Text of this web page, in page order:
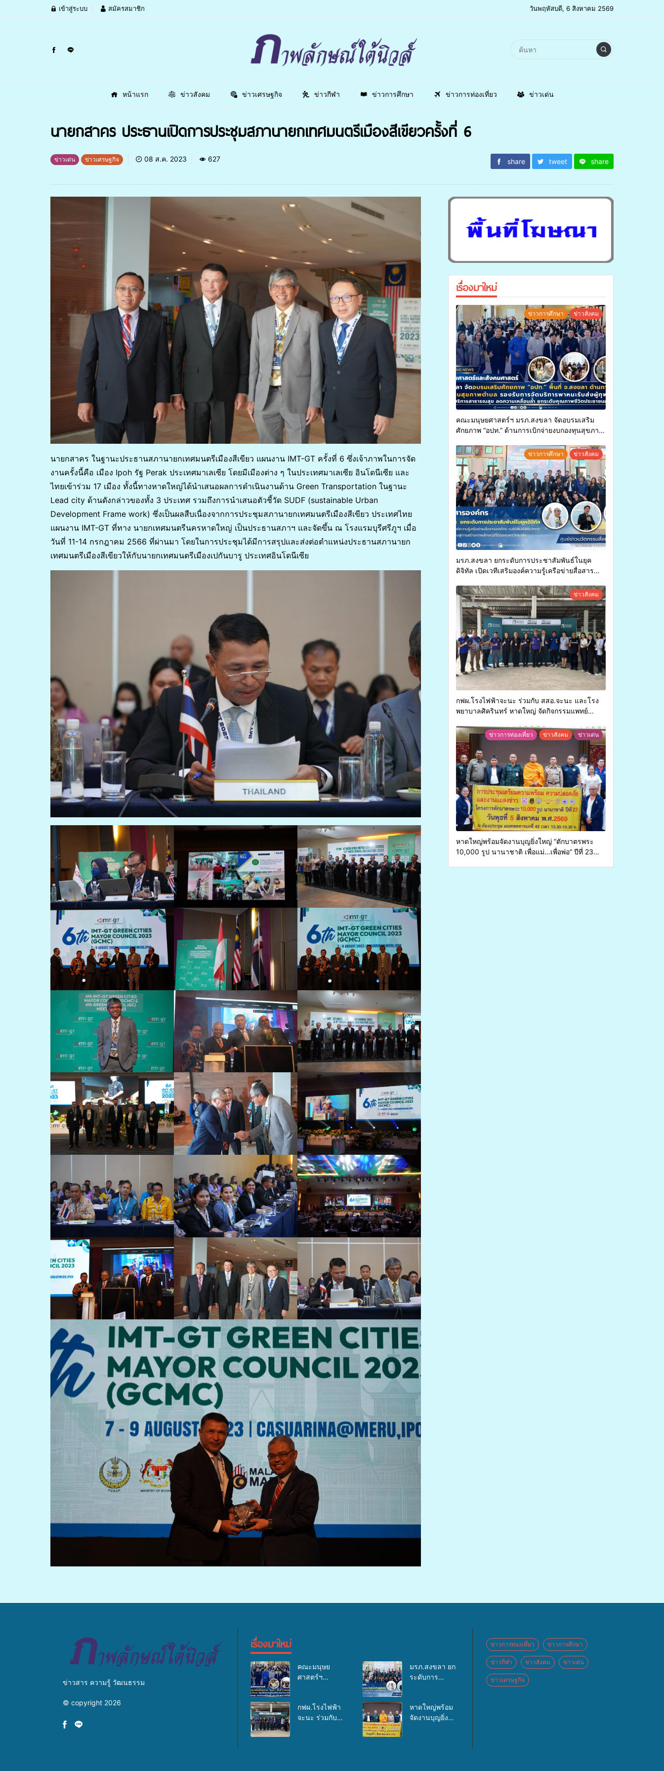
เข้าสู่ระบบ สมัครสมาชิก วันพฤหัสบดี, 6 สิงหาคม 2569
หน้าแรก ข่าวสังคม ข่าวเศรษฐกิจ ข่าวกีฬา ข่าวการศึกษา ข่าวการท่องเที่ยว ข่าวเด่น
นายกสาคร ประธานเปิดการประชุมสภานายกเทศมนตรีเมืองสีเขียวครั้งที่ 6
ข่าวเด่น ข่าวเศรษฐกิจ 08 ส.ค. 2023 627 share tweet share
นายกสาคร ในฐานะประธานสภานายกเทศมนตรีเมืองสีเขียว แผนงาน IMT-GT ครั้งที่ 6 ซึ่งเจ้าภาพในการจัด
งานครั้งนี้คือ เมือง Ipoh รัฐ Perak ประเทศมาเลเซีย โดยมีเมืองต่าง ๆ ในประเทศมาเลเซีย อินโดนีเซีย และ
ไทยเข้าร่วม 17 เมือง ทั้งนี้ทางหาดใหญ่ได้นำเสนอผลการดำเนินงานด้าน Green Transportation ในฐานะ
Lead city ด้านดังกล่าวของทั้ง 3 ประเทศ รวมถึงการนำเสนอตัวชี้วัด SUDF (sustainable Urban
Development Frame work) ซึ่งเป็นผลสืบเนื่องจากการประชุมสภานายกเทศมนตรีเมืองสีเขียว ประเทศไทย
แผนงาน IMT-GT ที่ทาง นายกเทศมนตรีนครหาดใหญ่ เป็นประธานสภาฯ และจัดขึ้น ณ โรงแรมบุรีศรีภูฯ เมื่อ
วันที่ 11-14 กรกฎาคม 2566 ที่ผ่านมา โดยในการประชุมได้มีการสรุปและส่งต่อตำแหน่งประธานสภานายก
เทศมนตรีเมืองสีเขียวให้กับนายกเทศมนตรีเมืองเปกันบารู ประเทศอินโดนีเซีย
เรื่องมาใหม่
ข่าวการศึกษา ข่าวสังคม
คณะมนุษยศาสตร์ฯ มรภ.สงขลา จัดอบรมเสริม
ศักยภาพ “อปท.” ด้านการเบิกจ่ายงบกองทุนสุขภาพ
ทุพพลภาพเพื่อเข้ารับบริการสาธารณสุข ลดความ
เหลื่อมล้ำ ยกระดับคุณภาพชีวิตประชาชนอย่าง
ยั่งยืน
ข่าวการศึกษา ข่าวสังคม
มรภ.สงขลา ยกระดับการประชาสัมพันธ์ในยุค
ดิจิทัล เปิดเวทีเสริมองค์ความรู้เครือข่ายสื่อสาร
การสร้างภาพลักษณ์ที่ดีของมหาวิทยาลัยข่าวสังคม
กฟผ.โรงไฟฟ้าจะนะ ร่วมกับ สสอ.จะนะ และโรง
พยาบาลศิครินทร์ หาดใหญ่ จัดกิจกรรมแพทย์
ข่าวการท่องเที่ยว ข่าวสังคม ข่าวเด่น
หาดใหญ่พร้อมจัดงานบุญยิ่งใหญ่ “ตักบาตรพระ
10,000 รูป นานาชาติ เพื่อแม่…เพื่อพ่อ” ปีที่ 23
ข่าวสาร ความรู้ วัฒนธรรม
© copyright 2026
เรื่องมาใหม่
คณะมนุษย
ศาสตร์ฯ
ศักยภาพ “อปท.”
ด้านการเบิกจ่าย
มรภ.สงขลา ยก
ระดับการ
เวทีเสริมองค์
ความรู้เครือข่าย
กฟผ.โรงไฟฟ้า
จะนะ ร่วมกับ
หาดใหญ่พร้อม
จัดงานบุญยิ่ง
ข่าวการท่องเที่ยว ข่าวการศึกษา
ข่าวกีฬา ข่าวสังคม ข่าวเด่น
ข่าวเศรษฐกิจ